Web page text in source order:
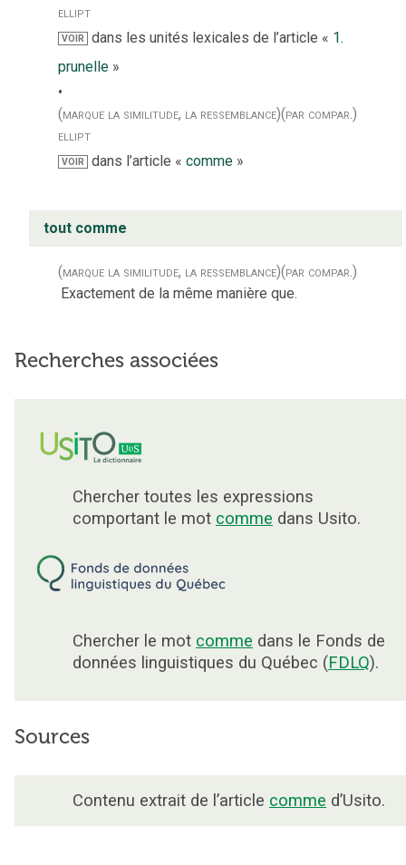
ellipt
VOIR dans les unités lexicales de l’article « 1.
prunelle »
(marque la similitude, la ressemblance)(par compar.)
ellipt
VOIR dans l’article «comme »
tout comme
(marque la similitude, la ressemblance)(par compar.)
Exactement de la même manière que.
Recherches associées
Chercher toutes les expressions
comportant le mot comme dans Usito.
Chercher le mot comme dans le Fonds de
données linguistiques du Québec (FDLQ).
Sources
Contenu extrait de l’article comme d’Usito.